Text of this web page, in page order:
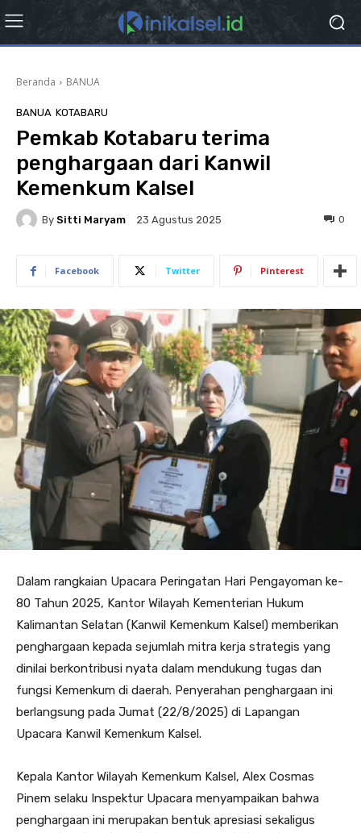
Beranda BANUA
BANUA KOTABARU
Pemkab Kotabaru terima
penghargaan dari Kanwil
Kemenkum Kalsel
By Sitti Maryam 23 Agustus 2025 0
Facebook Twitter Pinterest
Dalam rangkaian Upacara Peringatan Hari Pengayoman ke-
80 Tahun 2025, Kantor Wilayah Kementerian Hukum
Kalimantan Selatan (Kanwil Kemenkum Kalsel) memberikan
penghargaan kepada sejumlah mitra kerja strategis yang
dinilai berkontribusi nyata dalam mendukung tugas dan
fungsi Kemenkum di daerah. Penyerahan penghargaan ini
berlangsung pada Jumat (22/8/2025) di Lapangan
Upacara Kanwil Kemenkum Kalsel.
Kepala Kantor Wilayah Kemenkum Kalsel, Alex Cosmas
Pinem selaku Inspektur Upacara menyampaikan bahwa
penghargaan ini merupakan bentuk apresiasi sekaligus